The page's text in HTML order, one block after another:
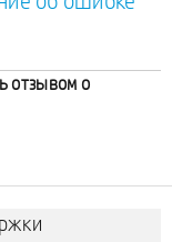
отзывом о